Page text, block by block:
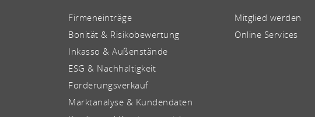
Firmeneinträge
Bonität & Risikobewertung
Inkasso & Außenstände
ESG & Nachhaltigkeit
Forderungsverkauf
Marktanalyse & Kundendaten
Mitglied werden
Online Services